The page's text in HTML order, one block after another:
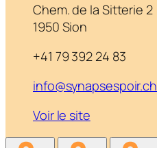
Chem. de la Sitterie 2
1950 Sion
+41 79 392 24 83
info@synapsespoir.ch
Voir le site